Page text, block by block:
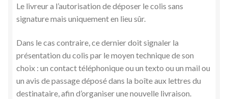
Le livreur a l’autorisation de déposer le colis sans
signature mais uniquement en lieu sûr.
Dans le cas contraire, ce dernier doit signaler la
présentation du colis par le moyen technique de son
choix : un contact téléphonique ou un texto ou un mail ou
un avis de passage déposé dans la boîte aux lettres du
destinataire, afin d’organiser une nouvelle livraison.